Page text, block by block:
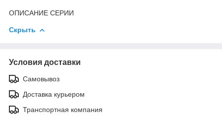
ОПИСАНИЕ СЕРИИ
Скрыть
Условия доставки
Самовывоз
Доставка курьером
Транспортная компания